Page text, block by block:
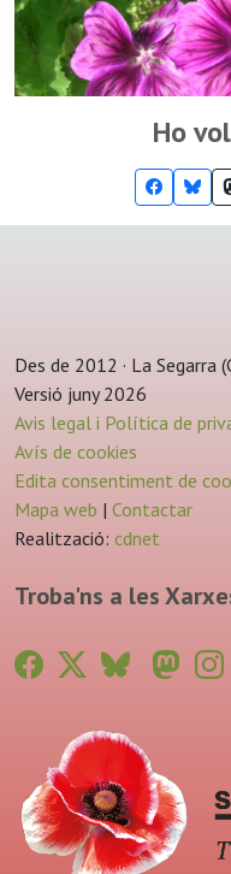
Ho
Des de 2012 · La Segarra
Versió juny 2026
Avis legal i Política de
Avís de cookies
Edita consentiment de
Mapa web | Contactar
Realització: cdnet
Troba'ns a les